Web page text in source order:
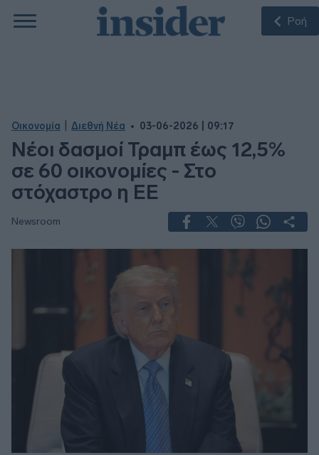
Ροή
Οικονομία Διεθνή Νέα 03-06-2026 | 09:17
Νέοι δασμοί Τραμπ έως 12,5%
σε 60 οικονομίες - Στο
στόχαστρο η ΕΕ
Newsroom